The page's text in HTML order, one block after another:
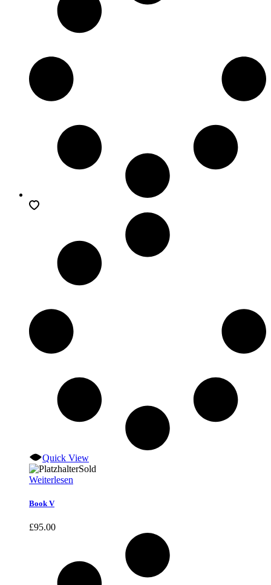
Quick View
Sold
Weiterlesen
Book V
£95.00